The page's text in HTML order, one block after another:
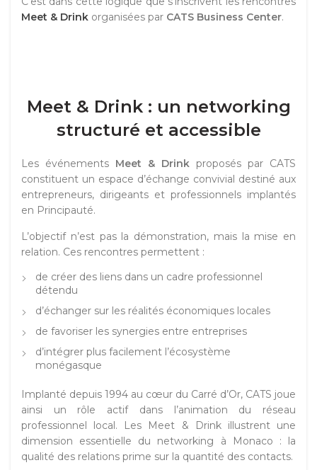
Meet & Drink organisées par CATS Business Center.
Meet & Drink : un networking
structuré et accessible
Les événements Meet & Drink proposés par CATS
constituent un espace d’échange convivial destiné aux
entrepreneurs, dirigeants et professionnels implantés
en Principauté.
L’objectif n’est pas la démonstration, mais la mise en
relation. Ces rencontres permettent :
de créer des liens dans un cadre professionnel
détendu
d’échanger sur les réalités économiques locales
de favoriser les synergies entre entreprises
d’intégrer plus facilement l’écosystème
monégasque
Implanté depuis 1994 au cœur du Carré d’Or, CATS joue
ainsi un rôle actif dans l’animation du réseau
professionnel local. Les Meet & Drink illustrent une
dimension essentielle du networking à Monaco : la
qualité des relations prime sur la quantité des contacts.